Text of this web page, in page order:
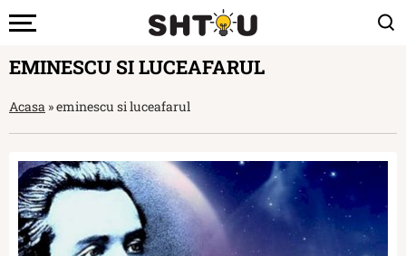
EMINESCU SI LUCEAFARUL
Acasa »eminescu si luceafarul